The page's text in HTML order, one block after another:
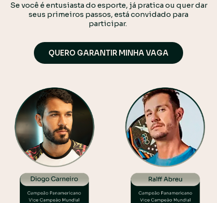
Se você é entusiasta do esporte, já pratica ou quer dar
seus primeiros passos, está convidado para
participar.
QUERO GARANTIR MINHA VAGA